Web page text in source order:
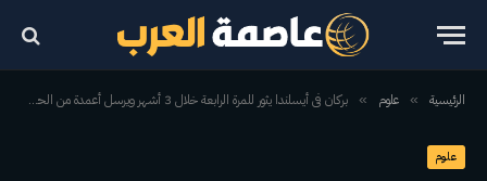
الرئيسية » علوم » بركان في أيسلندا يثور للمرة الرابعة خلال 3 أشهر ويرسل أعمدة من الحمم البركانية نحو السماء
علوم